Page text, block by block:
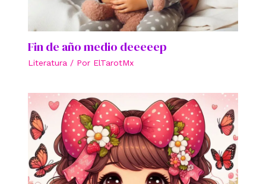
Fin de año medio deeeeep
Literatura / Por ElTarotMx